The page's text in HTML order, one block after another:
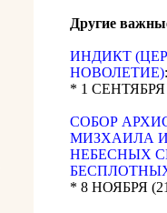
Другие
ИНДИКТ
НОВОЛЕТИЕ):
* 1 СЕНТЯБРЯ
CОБОР
МИЗХАИЛА
НЕБЕСНЫХ
* 8 НОЯБРЯ